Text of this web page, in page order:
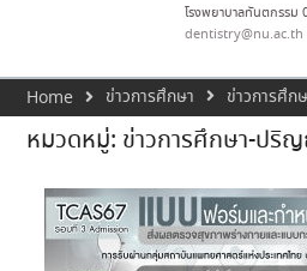
2569 ณ คณะทันแพทยศาสตร์
โรงพยาบาลทันตกรรม
dentistry@nu.ac.th
Home ข่าวการศึกษา ข่าวการศึ
หมวดหมู่: ข่าวการศึกษา-ปริ